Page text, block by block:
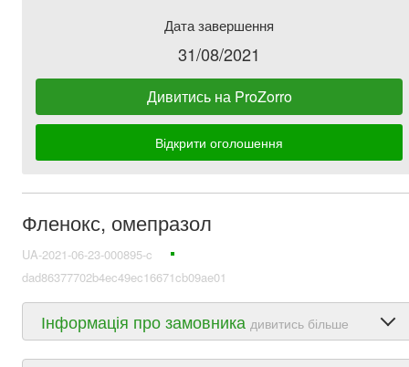
Дата завершення
31/08/2021
Дивитись на ProZorro
Відкрити оголошення
Фленокс, омепразол
UA-2021-06-23-000895-c
dad86377702b4ec49ec16671cb09ae01
Інформація про замовника дивитись більше